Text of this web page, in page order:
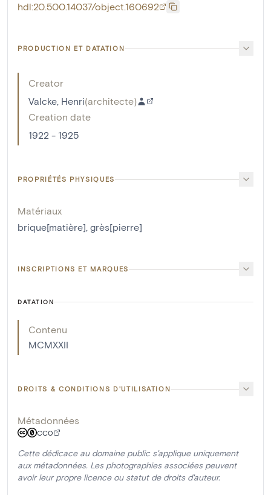
hdl:20.500.14037/object.160692
PRODUCTION ET DATATION
Creator
Valcke, Henri(architecte)
Creation date
1922 - 1925
PROPRIÉTÉS PHYSIQUES
Matériaux
brique[matière], grès[pierre]
INSCRIPTIONS ET MARQUES
DATATION
Contenu
MCMXXII
DROITS & CONDITIONS D'UTILISATION
Métadonnées
CC0
Cette dédicace au domaine public s'applique uniquement
aux métadonnées. Les photographies associées peuvent
avoir leur propre licence ou statut de droits d'auteur.